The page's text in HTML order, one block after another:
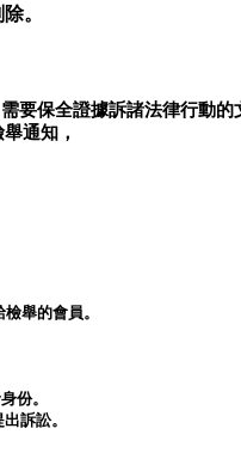
。
要保全證據訴諸法律行動的
通知，
舉的會員。
份。
訴訟。